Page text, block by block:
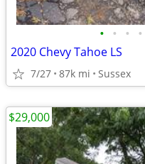
• • • •
2020 Chevy Tahoe LS
7/27 87k mi Sussex
$29,000